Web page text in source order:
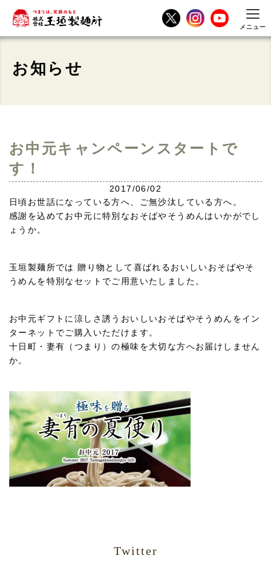
メニュー
お知らせ
お中元キャンペーンスタートで
す！
2017/06/02
日頃お世話になっている方へ、ご無沙汰している方へ。
感謝を込めてお中元に特別なおそばやそうめんはいかがでし
ょうか。
玉垣製麺所では 贈り物として喜ばれるおいしいおそばやそ
うめんを特別なセットでご用意いたしました。
お中元ギフトに涼しさ誘うおいしいおそばやそうめんをイン
ターネットでご購入いただけます。
十日町・妻有（つまり）の極味を大切な方へお届けしません
か。
Twitter